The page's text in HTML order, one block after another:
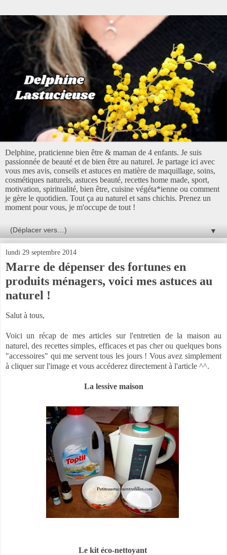
Delphine, praticienne bien être & maman de 4 enfants. Je suis
passionnée de beauté et de bien être au naturel. Je partage ici avec
vous mes avis, conseils et astuces en matière de maquillage, soins,
cosmétiques naturels, astuces beauté, recettes home made, sport,
motivation, spiritualité, bien être, cuisine végéta*ienne ou comment
je gère le quotidien. Tout ça au naturel et sans chichis. Prenez un
moment pour vous, je m'occupe de tout !
▼
lundi 29 septembre 2014
Marre de dépenser des fortunes en
produits ménagers, voici mes astuces au
naturel !
Salut à tous,
Voici un récap de mes articles sur l'entretien de la maison au
naturel, des recettes simples, efficaces et pas cher ou quelques bons
"accessoires" qui me servent tous les jours ! Vous avez simplement
à cliquer sur l'image et vous accéderez directement à l'article ^^.
La lessive maison
Le kit éco-nettoyant